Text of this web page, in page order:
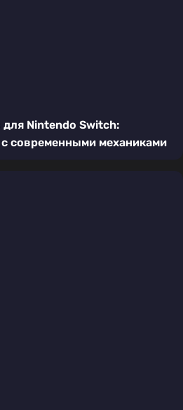
Nintendo Switch:
с современными механиками